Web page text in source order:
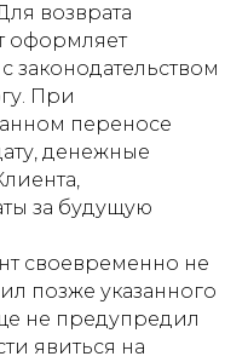
возврата
оформляет
законодательством
При
переносе
денежные
за будущую
своевременно не
позже указанного
не предупредил
явиться на